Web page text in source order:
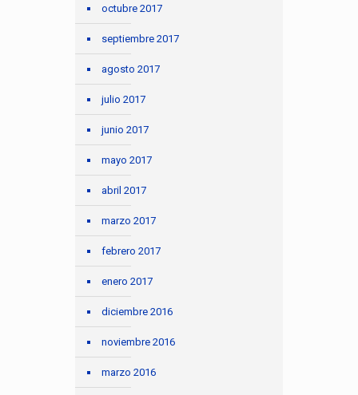
octubre 2017
septiembre 2017
agosto 2017
julio 2017
junio 2017
mayo 2017
abril 2017
marzo 2017
febrero 2017
enero 2017
diciembre 2016
noviembre 2016
marzo 2016